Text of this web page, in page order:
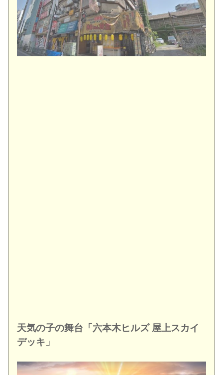
天気の子の舞台「六本木ヒルズ 屋上スカイ
デッキ」